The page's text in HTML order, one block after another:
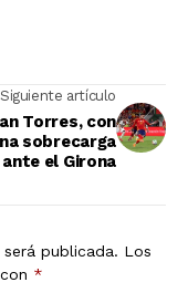
Siguiente artículo
Torres, con
sobrecarga
el Girona
publicada. Los
*